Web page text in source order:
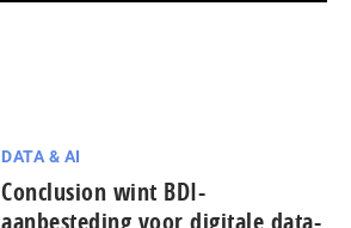
DATA & AI
Conclusion wint BDI-